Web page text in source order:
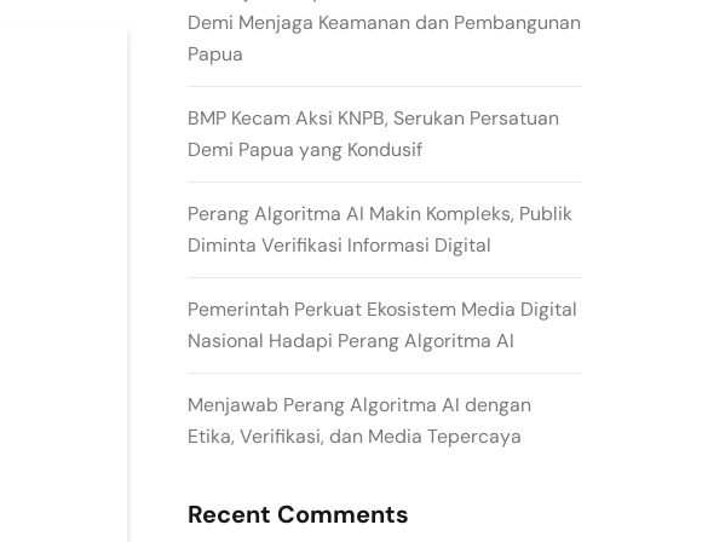
Demi Menjaga Keamanan dan Pembangunan
Papua
BMP Kecam Aksi KNPB, Serukan Persatuan
Demi Papua yang Kondusif
Perang Algoritma AI Makin Kompleks, Publik
Diminta Verifikasi Informasi Digital
Pemerintah Perkuat Ekosistem Media Digital
Nasional Hadapi Perang Algoritma AI
Menjawab Perang Algoritma AI dengan
Etika, Verifikasi, dan Media Tepercaya
Recent Comments